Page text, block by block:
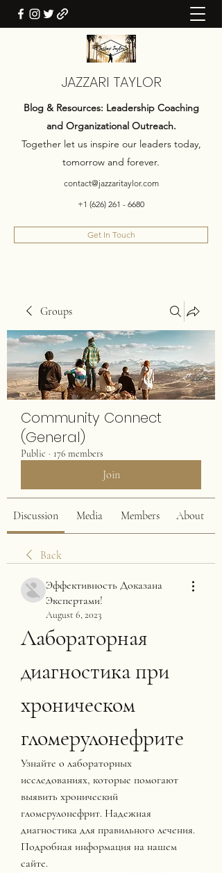
JAZZARI TAYLOR
Blog & Resources: Leadership Coaching
and Organizational Outreach.
Together let us inspire our leaders today,
tomorrow and forever.
contact@jazzaritaylor.com
+1 (626) 261 - 6680
Get In Touch
Groups
Community Connect
(General)
Public · 176 members
Join
Discussion Media Members About
Back
Эффективность Доказана
Экспертами!
August 6, 2023
Лабораторная
диагностика при
хроническом
гломерулонефрите
Узнайте о лабораторных
исследованиях, которые помогают
выявить хронический
гломерулонефрит. Надежная
диагностика для правильного лечения.
Подробная информация на нашем
сайте.